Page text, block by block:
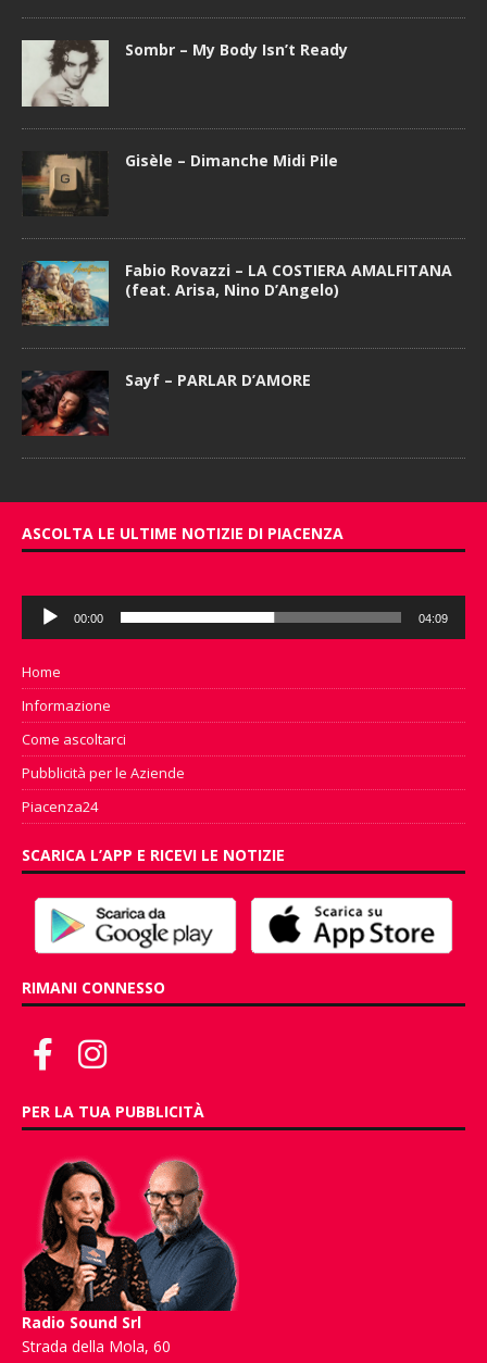
Sombr – My Body Isn’t Ready
Gisèle – Dimanche Midi Pile
Fabio Rovazzi – LA COSTIERA AMALFITANA
(feat. Arisa, Nino D’Angelo)
Sayf – PARLAR D’AMORE
ASCOLTA LE ULTIME NOTIZIE DI PIACENZA
Audio
Player
00:00 04:09
Home
Informazione
Come ascoltarci
Pubblicità per le Aziende
Piacenza24
SCARICA L’APP E RICEVI LE NOTIZIE
RIMANI CONNESSO
PER LA TUA PUBBLICITÀ
Radio Sound Srl
Strada della Mola, 60